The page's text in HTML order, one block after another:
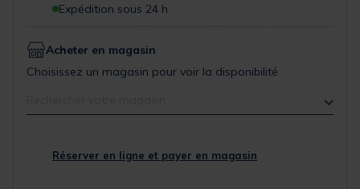
Expédition sous 24 h
Acheter en magasin
Choisissez un magasin pour voir la disponibilité
Réserver en ligne et payer en magasin